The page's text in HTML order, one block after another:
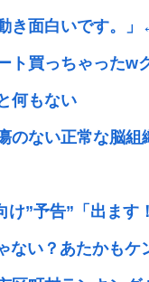
き面白いです。
ト買っちゃったw
何もない
のない正常な脳組
”予告”「出ます
ない？あたかもケ